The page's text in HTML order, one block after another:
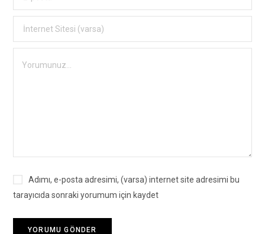
Adımı, e-posta adresimi, (varsa) internet site adresimi bu
tarayıcıda sonraki yorumum için kaydet